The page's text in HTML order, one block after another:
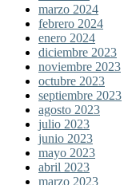
marzo 2024
febrero 2024
enero 2024
diciembre 2023
noviembre 2023
octubre 2023
septiembre 2023
agosto 2023
julio 2023
junio 2023
mayo 2023
abril 2023
marzo 2023